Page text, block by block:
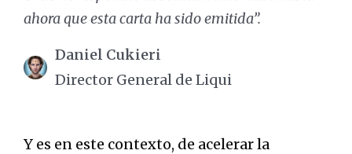
ahora que esta carta ha sido emitida”.
Daniel Cukieri
Director General de Liqui
Y es en este contexto, de acelerar la